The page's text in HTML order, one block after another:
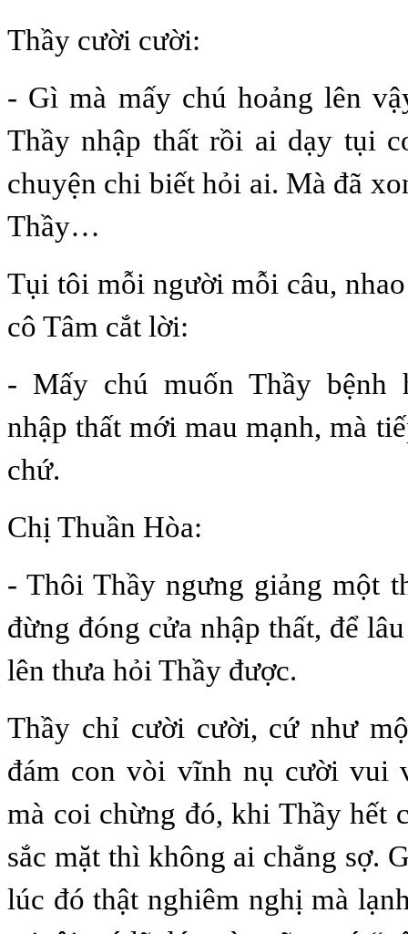
Thầy cười cười:
- Gì mà mấy chú hoảng lên
Thầy nhập thất rồi ai dạy tụi
chuyện chi biết hỏi ai. Mà đã
Thầy…
Tụi tôi mỗi người mỗi câu,
cô Tâm cắt lời:
- Mấy chú muốn Thầy bệnh
nhập thất mới mau mạnh, mà
chứ.
Chị Thuần Hòa:
- Thôi Thầy ngưng giảng một
đừng đóng cửa nhập thất, để
lên thưa hỏi Thầy được.
Thầy chỉ cười cười, cứ như
đám con vòi vĩnh nụ cười vui
mà coi chừng đó, khi Thầy hết
sắc mặt thì không ai chẳng sợ.
lúc đó thật nghiêm nghị mà